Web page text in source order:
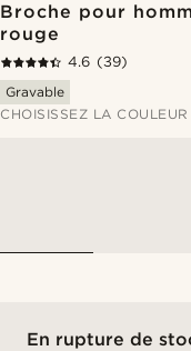
Broche pour
rouge
4.6 (39)
Gravable
CHOISISSEZ LA COULEUR
En rupture de